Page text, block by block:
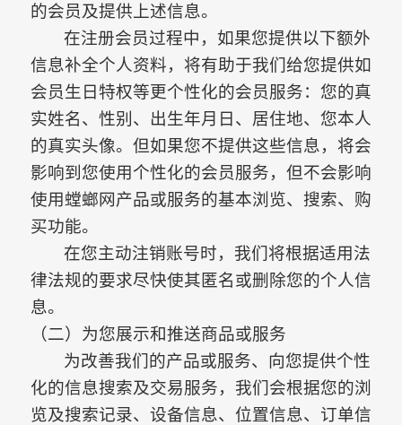
的会员及提供上述信息。
在注册会员过程中，如果您提供以下额外
信息补全个人资料，将有助于我们给您提供如
会员生日特权等更个性化的会员服务：您的真
实姓名、性别、出生年月日、居住地、您本人
的真实头像。但如果您不提供这些信息，将会
影响到您使用个性化的会员服务，但不会影响
使用螳螂网产品或服务的基本浏览、搜索、购
买功能。
在您主动注销账号时，我们将根据适用法
律法规的要求尽快使其匿名或删除您的个人信
息。
（二）为您展示和推送商品或服务
为改善我们的产品或服务、向您提供个性
化的信息搜索及交易服务，我们会根据您的浏
览及搜索记录、设备信息、位置信息、订单信